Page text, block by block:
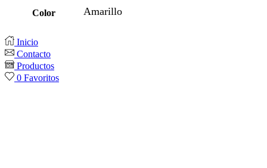
Color Amarillo
Inicio
Contacto
Productos
0 Favoritos